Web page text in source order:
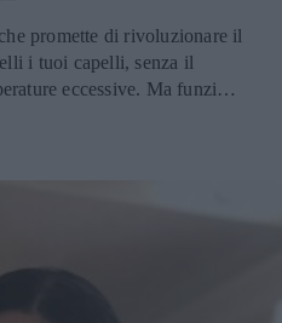
promette di rivoluzionare il
i tuoi capelli, senza il
eccessive. Ma funziona